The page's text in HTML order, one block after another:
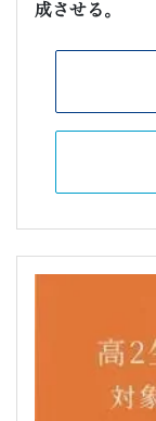
成させる。